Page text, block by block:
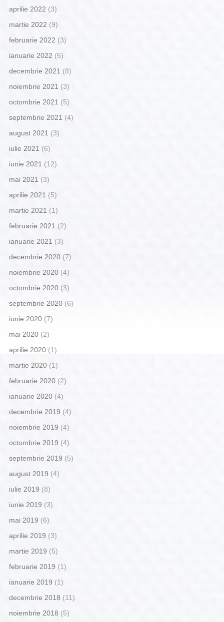
aprilie 2022 (3)
martie 2022 (9)
februarie 2022 (3)
ianuarie 2022 (5)
decembrie 2021 (8)
noiembrie 2021 (3)
octombrie 2021 (5)
septembrie 2021 (4)
august 2021 (3)
iulie 2021 (6)
iunie 2021 (12)
mai 2021 (3)
aprilie 2021 (5)
martie 2021 (1)
februarie 2021 (2)
ianuarie 2021 (3)
decembrie 2020(7)
noiembrie 2020(4)
octombrie 2020(3)
septembrie 2020(6)
iunie 2020(7)
mai 2020(2)
aprilie 2020(1)
martie 2020(1)
februarie 2020(2)
ianuarie 2020(4)
decembrie 2019 (4)
noiembrie 2019 (4)
octombrie 2019 (4)
septembrie 2019 (5)
august 2019 (4)
iulie 2019 (8)
iunie 2019 (3)
mai 2019 (6)
aprilie 2019 (3)
martie 2019 (5)
februarie 2019 (1)
ianuarie 2019 (1)
decembrie 2018 (11)
noiembrie 2018 (5)